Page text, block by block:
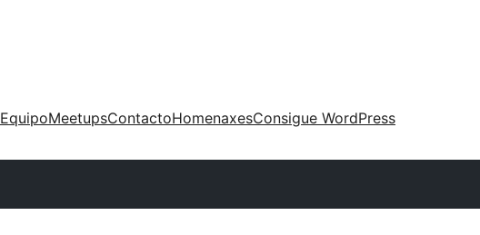
EquipoMeetupsContactoHomenaxesConsigue WordPress